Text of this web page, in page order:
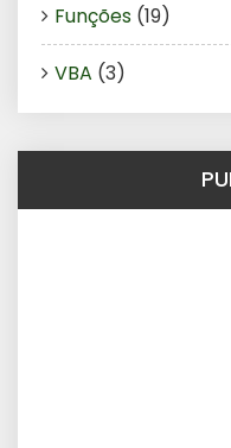
Funções (19)
VBA (3)